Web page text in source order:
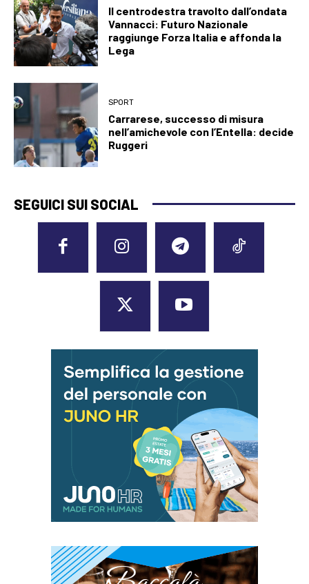
Il centrodestra travolto dall’ondata
Vannacci: Futuro Nazionale
raggiunge Forza Italia e affonda la
Lega
SPORT
Carrarese, successo di misura
nell’amichevole con l’Entella: decide
Ruggeri
SEGUICI SUI SOCIAL